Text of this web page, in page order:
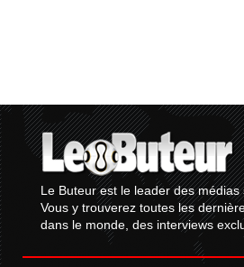
Le Buteur est le leader des
Vous y trouverez toutes les
dans le monde, des interviews